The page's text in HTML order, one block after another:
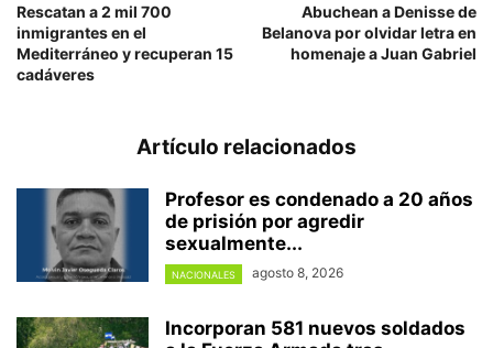
Rescatan a 2 mil 700
inmigrantes en el
Mediterráneo y recuperan 15
cadáveres
Abuchean a Denisse de
Belanova por olvidar letra en
homenaje a Juan Gabriel
Artículo relacionados
Profesor es condenado a 20 años
de prisión por agredir
sexualmente...
NACIONALES agosto 8, 2026
Incorporan 581 nuevos soldados